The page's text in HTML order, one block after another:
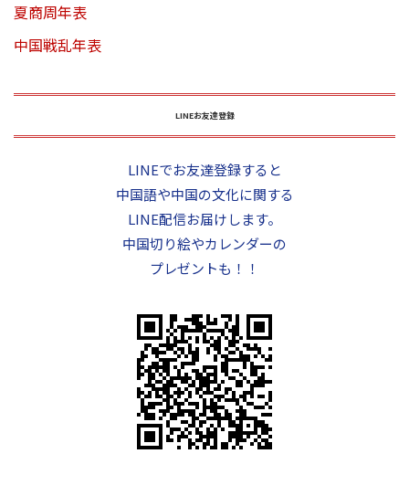
夏商周年表
中国戦乱年表
LINEお友達登録
LINEでお友達登録すると
中国語や中国の文化に関する
LINE配信お届けします。
中国切り絵やカレンダーの
プレゼントも！！